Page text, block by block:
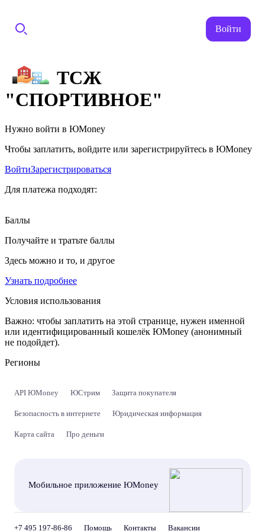
Войти
ТСЖ
"СПОРТИВНОЕ"
Нужно войти в ЮMoney
Чтобы заплатить, войдите или зарегистрируйтесь в ЮMoney
ВойтиЗарегистрироваться
Для платежа подходят:
Баллы
Получайте и тратьте баллы
Здесь можно и то, и другое
Узнать подробнее
Условия использования
Важно: чтобы заплатить на этой странице, нужен именной
или идентифицированный кошелёк ЮMoney (анонимный
не подойдет).
Регионы
API ЮMoney ЮСтрим Защита покупателя
Безопасность в интернете Юридическая информация
Карта сайта Про деньги
Мобильное приложение ЮMoney
+7 495 197-86-86 Помощь Контакты Вакансии